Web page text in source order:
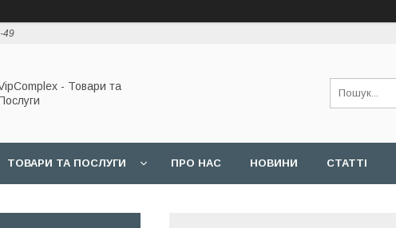
49
- Товари та
ТОВАРИ ТА ПОСЛУГИ ПРО НАС НОВИНИ СТАТТІ